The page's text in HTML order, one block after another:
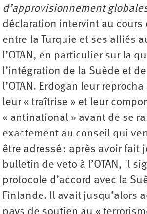
d’approvisionnement
déclaration intervint au cours
entre la Turquie et ses alliés
l’OTAN, en particulier sur la
l’intégration de la Suède et
l’OTAN. Erdogan leur
leur « traîtrise » et leur
« antinational » avant de se
exactement au conseil qui
être adressé : après avoir fait
bulletin de veto à l’OTAN, il
protocole d’accord avec la
Finlande. Il avait jusqu’alors